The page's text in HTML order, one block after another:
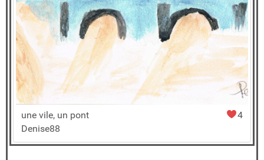
4
une vile, un pont
Denise88